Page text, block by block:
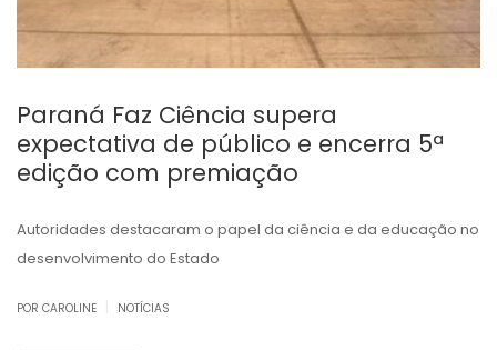
Paraná Faz Ciência supera
expectativa de público e encerra 5ª
edição com premiação
Autoridades destacaram o papel da ciência e da educação no
desenvolvimento do Estado
POR CAROLINE NOTÍCIAS